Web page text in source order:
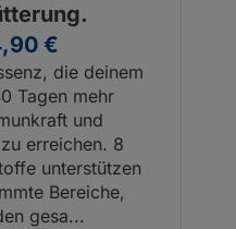
€
die deinem
Tagen mehr
und
erreichen. 8
unterstützen
Bereiche,
gesa...